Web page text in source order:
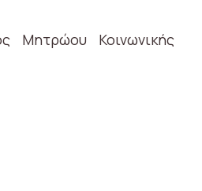
Μητρώου Κοινωνικής